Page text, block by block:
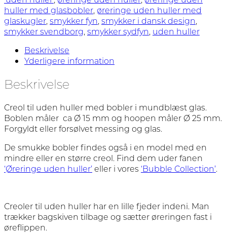
huller med glasbobler, øreringe uden huller med
glaskugler, smykker fyn, smykker i dansk design,
smykker svendborg, smykker sydfyn, uden huller
Beskrivelse
Yderligere information
Beskrivelse
Creol til uden huller med bobler i mundblæst glas.
Boblen måler ca Ø 15 mm og hoopen måler Ø 25 mm.
Forgyldt eller forsølvet messing og glas.
De smukke bobler findes også i en model med en
mindre eller en større creol. Find dem uder fanen
‘Øreringe uden huller’eller i vores ‘Bubble Collection’.
Creoler til uden huller har en lille fjeder indeni. Man
trækker bagskiven tilbage og sætter øreringen fast i
øreflippen.